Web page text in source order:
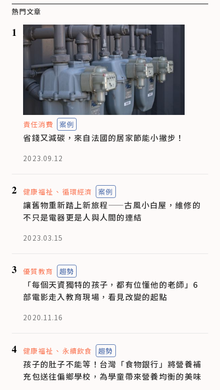
熱門文章
1
責任消費 案例
省錢又減碳，來自法國的居家節能小撇步！
2023.09.12
2 健康福祉 循環經濟 案例
讓舊物重新踏上新旅程——古風小白屋，維修的
不只是電器更是人與人間的連結
2023.03.15
3 優質教育 趨勢
「每個天資獨特的孩子，都有位懂他的老師」6
部電影走入教育現場，看見改變的起點
2020.11.16
4 健康福祉 永續飲食 趨勢
孩子的肚子不能等！台灣「食物銀行」將營養補
充包送往偏鄉學校，為學童帶來營養均衡的美味